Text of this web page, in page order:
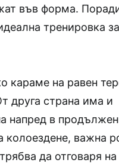
във форма.
тренировка за
караме на равен
друга страна има и
напред в
колоездене, важна
да отговаря на